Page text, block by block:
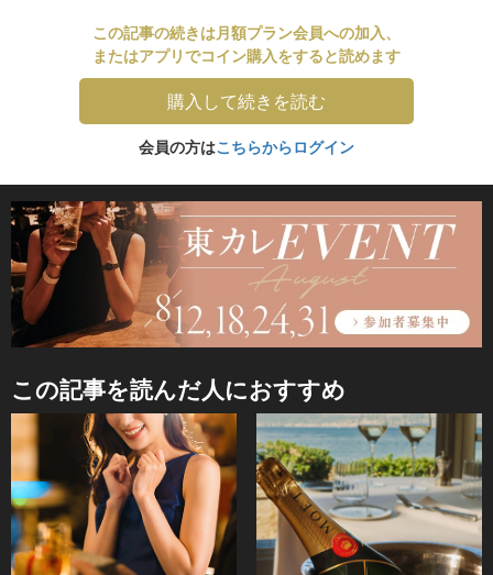
この記事の続きは月額プラン会員への加入、
またはアプリでコイン購入をすると読めます
購入して続きを読む
会員の方はこちらからログイン
この記事を読んだ人におすすめ